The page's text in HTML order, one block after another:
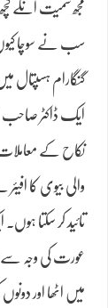
مجھ سمیت انکے
سب نے سوچا
گنگارام ہسپتال
ایک ڈاکٹر صاحب
نکاح کے
والی بیوی کا
تائید کر سکتا
عورت کی وجہ سے
میں اٹھا اور